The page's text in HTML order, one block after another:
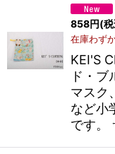
858円(
在庫わず
KEI'S
ド・
マスク
など小
です。